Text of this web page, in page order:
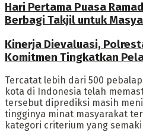
Hari Pertama Puasa
Berbagi Takjil untuk
Kinerja Dievaluasi,
Komitmen Tingkatkan
Tercatat lebih dari 500
kota di Indonesia telah
tersebut diprediksi masih
tingginya minat masyarakat
kategori criterium yang